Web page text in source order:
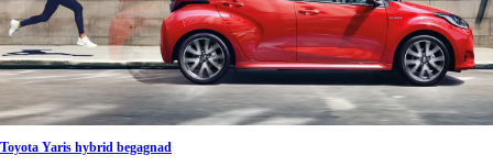
Toyota Yaris hybrid begagnad